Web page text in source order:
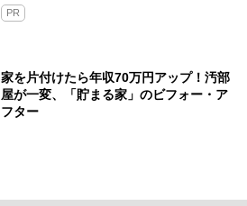
PR
家を片付けたら年収70万円アップ！汚部
屋が一変、「貯まる家」のビフォー・ア
フター